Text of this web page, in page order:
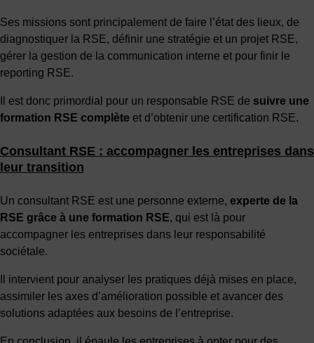
Ses missions sont principalement de faire l’état des lieux, de
diagnostiquer la RSE, définir une stratégie et un projet RSE,
gérer la gestion de la communication interne et pour finir le
reporting RSE.
Il est donc primordial pour un responsable RSE de suivre une
formation RSE complète et d’obtenir une certification RSE.
Consultant RSE : accompagner les entreprises dans
leur transition
Un consultant RSE est une personne externe, experte de la
RSE grâce à une formation RSE, qui est là pour
accompagner les entreprises dans leur responsabilité
sociétale.
Il intervient pour analyser les pratiques déjà mises en place,
assimiler les axes d’amélioration possible et avancer des
solutions adaptées aux besoins de l’entreprise.